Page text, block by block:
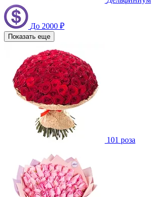
До 2000 ₽
Показать еще
101 роза